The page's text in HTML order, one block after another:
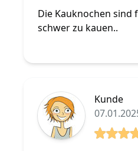
Die Kauknochen sind
schwer zu kauen..
Kunde